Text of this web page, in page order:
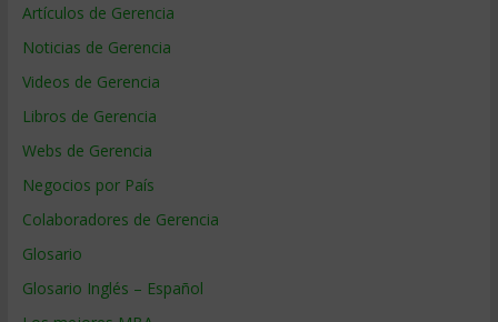
Artículos de Gerencia
Noticias de Gerencia
Videos de Gerencia
Libros de Gerencia
Webs de Gerencia
Negocios por País
Colaboradores de Gerencia
Glosario
Glosario Inglés – Español